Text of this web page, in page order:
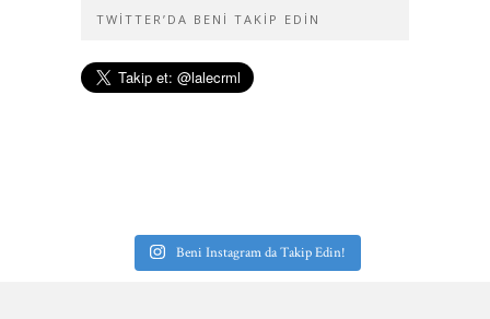
TWITTER’DA BENI TAKIP EDIN
Beni Instagram da Takip Edin!